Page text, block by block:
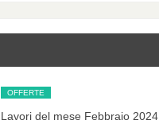
OFFERTE
Lavori del mese Febbraio 2024